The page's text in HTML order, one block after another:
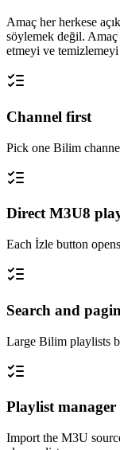
Amaç her herkese
söylemek değil.
etmeyi ve temizlemeyi
Channel first
Pick one Bilim
Direct M3U8
Each İzle button
Search and
Large Bilim playlists
Playlist manager
Import the M3U